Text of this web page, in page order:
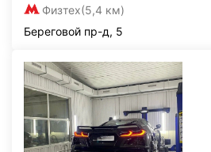
Физтех(5,4 км)
Береговой пр-д, 5